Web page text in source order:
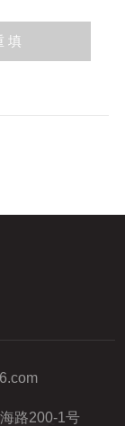
路200-1号